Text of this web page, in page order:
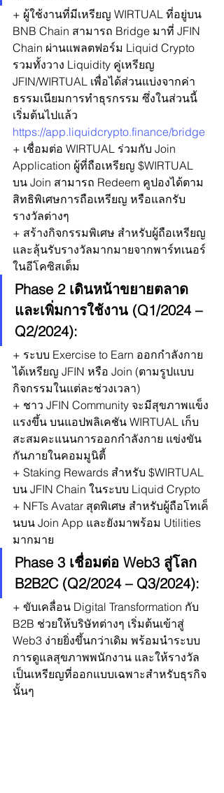
+ ผู้ใช้งานที่มีเหรียญ WIRTUAL ที่อยู่บน
BNB Chain สามารถ Bridge มาที่ JFIN
Chain ผ่านแพลตฟอร์ม Liquid Crypto
รวมทั้งวาง Liquidity คู่เหรียญ
JFIN/WIRTUAL เพื่อได้ส่วนแบ่งจากค่า
ธรรมเนียมการทำธุรกรรม ซึ่งในส่วนนี้
เริ่มต้นไปแล้ว
https://app.liquidcrypto.finance/bridge
+ เชื่อมต่อ WIRTUAL ร่วมกับ Join
Application ผู้ที่ถือเหรียญ $WIRTUAL
บน Join สามารถ Redeem คูปองได้ตาม
สิทธิพิเศษการถือเหรียญ หรือแลกรับ
รางวัลต่างๆ
+ สร้างกิจกรรมพิเศษ สำหรับผู้ถือเหรียญ
และลุ้นรับรางวัลมากมายจากพาร์ทเนอร์
ในอีโคซิสเต็ม
Phase 2 เดินหน้าขยายตลาด
และเพิ่มการใช้งาน (Q1/2024 –
Q2/2024):
+ ระบบ Exercise to Earn ออกกำลังกาย
ได้เหรียญ JFIN หรือ Join (ตามรูปแบบ
กิจกรรมในแต่ละช่วงเวลา)
+ ชาว JFIN Community จะมีสุขภาพแข็ง
แรงขึ้น บนแอปพลิเคชัน WIRTUAL เก็บ
สะสมคะแนนการออกกำลังกาย แข่งขัน
กันภายในคอมมูนิตี้
+ Staking Rewards สำหรับ $WIRTUAL
บน JFIN Chain ในระบบ Liquid Crypto
+ NFTs Avatar สุดพิเศษ สำหรับผู้ถือโทเค็
นบน Join App และยังมาพร้อม Utilities
มากมาย
Phase 3 เชื่อมต่อ Web3 สู่โลก
B2B2C (Q2/2024 – Q3/2024):
+ ขับเคลื่อน Digital Transformation กับ
B2B ช่วยให้บริษัทต่างๆ เริ่มต้นเข้าสู่
Web3 ง่ายยิ่งขึ้นกว่าเดิม พร้อมนำระบบ
การดูแลสุขภาพพนักงาน และให้รางวัล
เป็นเหรียญที่ออกแบบเฉพาะสำหรับธุรกิจ
นั้นๆ